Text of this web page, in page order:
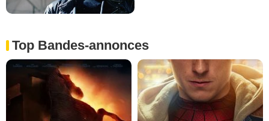
Top Bandes-annonces